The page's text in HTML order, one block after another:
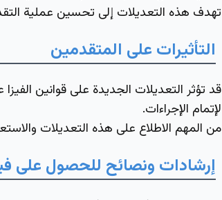
تهدف هذه التعديلات إلى تحسين عملية
التأثيرات على المتقدمين
قد تؤثر التعديلات الجديدة على قوانين
لإتمام الإجراءات.
من المهم الاطلاع على هذه التعديلات
إرشادات ونصائح للحصول على